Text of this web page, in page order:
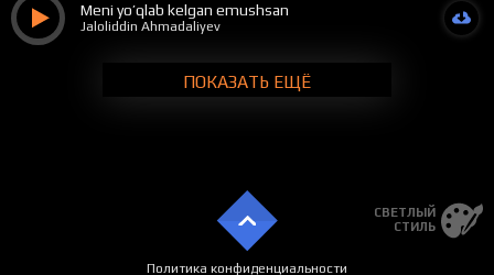
Meni yo’qlab kelgan emushsan
Jaloliddin Ahmadaliyev
ПОКАЗАТЬ ЕЩЁ
СВЕТЛЫЙ
СТИЛЬ
Политика конфиденциальности